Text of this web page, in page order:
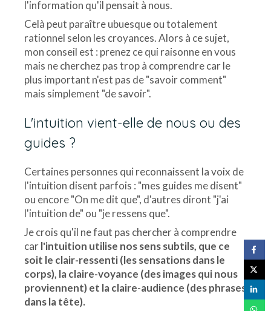
l'information qu'il pensait à nous.
Celà peut paraître ubuesque ou totalement
rationnel selon les croyances. Alors à ce sujet,
mon conseil est : prenez ce qui raisonne en vous
mais ne cherchez pas trop à comprendre car le
plus important n'est pas de "savoir comment"
mais simplement "de savoir".
L'intuition vient-elle de nous ou des
guides ?
Certaines personnes qui reconnaissent la voix de
l'intuition disent parfois : "mes guides me disent"
ou encore "On me dit que", d'autres diront "j'ai
l'intuition de" ou "je ressens que".
Je crois qu'il ne faut pas chercher à comprendre
carl'intuition utilise nos sens subtils, que ce
soit le clair-ressenti (les sensations dans le
corps), la claire-voyance (des images qui nous
proviennent) et la claire-audience (des phrases
dans la tête).